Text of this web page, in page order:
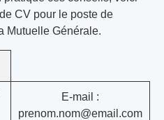
CV pour le poste de
Mutuelle Générale.
E-mail :
prenom.nom@email.com